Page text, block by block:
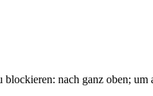
nach ganz oben; um